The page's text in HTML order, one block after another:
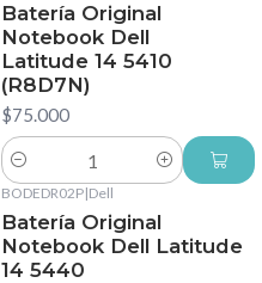
Batería Original
Notebook Dell
Latitude 14 5410
(R8D7N)
$75.000
Cantidad
BODEDR02P|Dell
Batería Original
Notebook Dell Latitude
14 5440